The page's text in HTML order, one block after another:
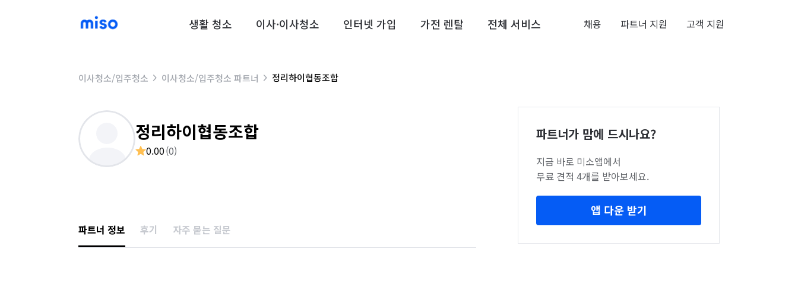
생활 청소 이사·이사청소 인터넷 가입 가전 렌탈 전체 서비스 채용 파트너 지원 고객 지원
이사청소/입주청소 이사청소/입주청소 파트너 정리하이협동조합
정리하이협동조합
0.00(0)
파트너 정보 후기 자주 묻는 질문
파트너가 맘에 드시나요?
지금 바로 미소앱에서
무료 견적 4개를 받아보세요.
앱 다운 받기